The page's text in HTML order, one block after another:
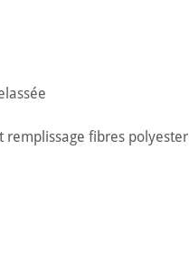
remplissage fibres polyester